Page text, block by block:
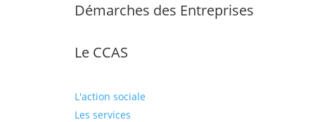
Démarches des Entreprises
Le CCAS
L'action sociale
Les services